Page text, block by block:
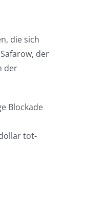
die sich
der
der
Blockade
tot-